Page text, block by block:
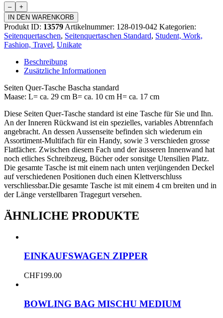
Seiten
Quer-
Tasche
Bascha
Standard
Menge
IN DEN WARENKORB
Produkt ID: 13579 Artikelnummer: 128-019-042 Kategorien:
Seitenquertaschen, Seitenquertaschen Standard, Student, Work,
Fashion, Travel, Unikate
Beschreibung
Zusätzliche Informationen
Seiten Quer-Tasche Bascha standard
Maase: L= ca. 29 cm B= ca. 10 cm H= ca. 17 cm
Diese Seiten Quer-Tasche standard ist eine Tasche für Sie und Ihn.
An der Inneren Rückwand ist ein spezielles, variables Abtrennfach
angebracht. An dessen Aussenseite befinden sich wiederum ein
Assortiment-Multifach für ein Handy, sowie 3 verschieden grosse
Flatfächer. Zwischen diesem Fach und der äusseren Innenwand hat
noch etliches Schreibzeug, Bücher oder sonsitge Utensilien Platz.
Die gesamte Tasche ist mit einem nach unten verjüngenden Deckel
auf verschiedenen Positionen duch einen Klettverschluss
verschliessbar.Die gesamte Tasche ist mit einem 4 cm breiten und in
der Länge verstellbaren Tragegurt versehen.
ÄHNLICHE PRODUKTE
EINKAUFSWAGEN ZIPPER
CHF199.00
BOWLING BAG MISCHU MEDIUM